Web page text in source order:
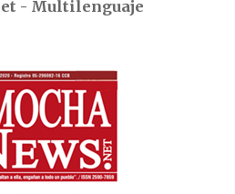
- Multilenguaje